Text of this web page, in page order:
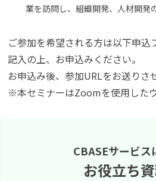
業を訪問し、組織開発、人材開発
ご参加を希望される方は以下申
記入の上、お申込みください。
お申込み後、参加URLをお送りさ
※本セミナーはZoomを使用した
CBASEサービス
お役立ち資